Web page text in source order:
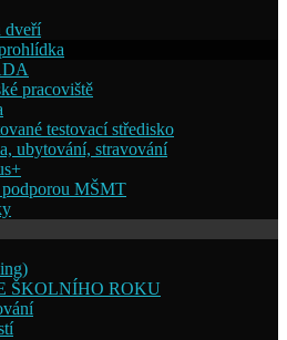
dveří
pracoviště
testovací středisko
ubytování, stravování
MŠMT
ŠKOLNÍHO ROKU